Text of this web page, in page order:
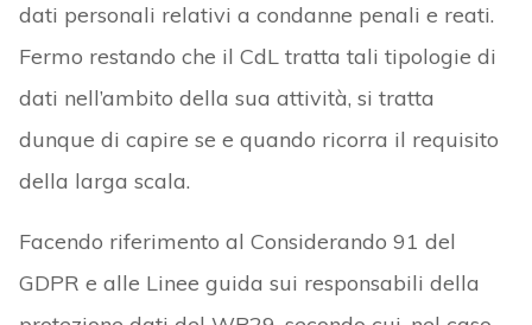
dati personali relativi a condanne penali e reati.
Fermo restando che il CdL tratta tali tipologie di
dati nell’ambito della sua attività, si tratta
dunque di capire se e quando ricorra il requisito
della larga scala.
Facendo riferimento al Considerando 91 del
GDPR e alle Linee guida sui responsabili della